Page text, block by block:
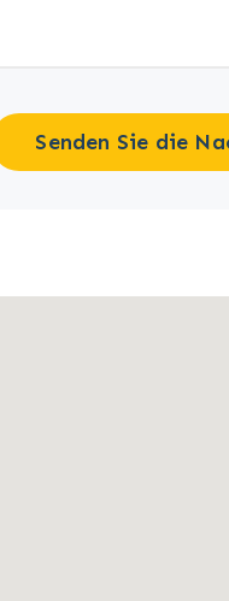
Senden Sie die